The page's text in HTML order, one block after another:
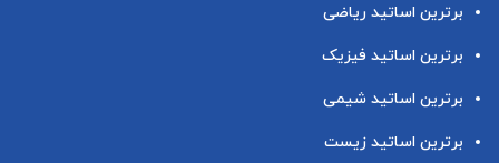
برترین اساتید ریاضی
برترین اساتید فیزیک
برترین اساتید شیمی
برترین اساتید زیست